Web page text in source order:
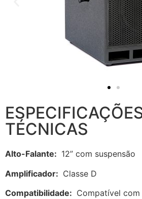
TÉCNICAS
Alto-Falante: 12” com suspensão
Amplificador: Classe D
Compatibilidade: Compatível com